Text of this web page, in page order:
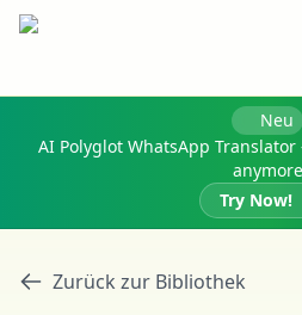
Neu
AI Polyglot WhatsApp
anymore
Try Now!
Zurück zur Bibliothek